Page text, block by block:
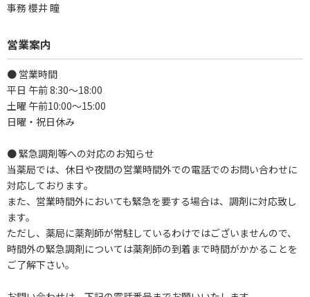
事務 櫻井 瞳
営業案内
● 営業時間
平日 午前 8:30～18:00
土曜 午前10:00～15:00
日曜・祝日休み
● 緊急調剤等への対応のお知らせ
当薬局では、休日や夜間の営業時間外での電話でのお問い合わせに
対応しております。
また、営業時間外においても緊急を要する場合は、調剤に対応致し
ます。
ただし、薬局に薬剤師が常駐しているわけではございませんので、
時間外の緊急調剤については薬剤師の到着まで時間がかかることを
ご了解下さい。